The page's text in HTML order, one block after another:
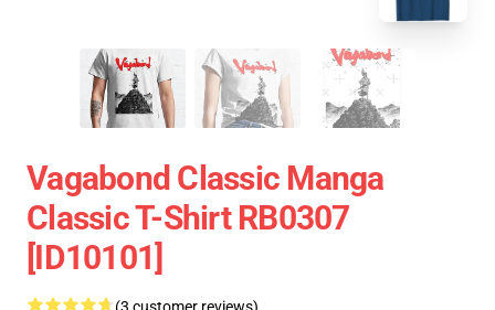
Vagabond Classic Manga
Classic T-Shirt RB0307
[ID10101]